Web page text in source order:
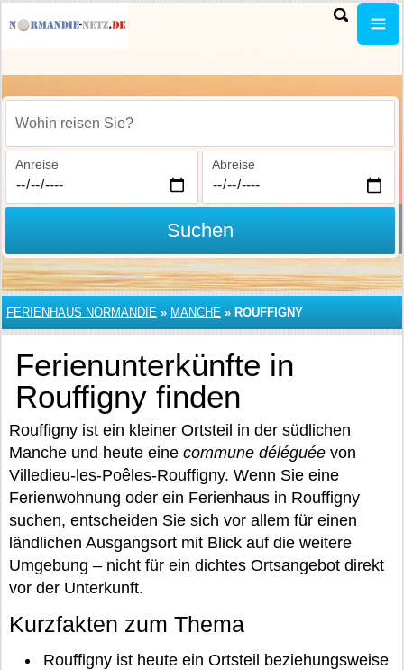
Wohin reisen Sie?
Anreise Abreise
Suchen
FERIENHAUS NORMANDIE » MANCHE » ROUFFIGNY
Ferienunterkünfte in
Rouffigny finden
Rouffigny ist ein kleiner Ortsteil in der südlichen
Manche und heute eine commune déléguée von
Villedieu-les-Poêles-Rouffigny. Wenn Sie eine
Ferienwohnung oder ein Ferienhaus in Rouffigny
suchen, entscheiden Sie sich vor allem für einen
ländlichen Ausgangsort mit Blick auf die weitere
Umgebung – nicht für ein dichtes Ortsangebot direkt
vor der Unterkunft.
Kurzfakten zum Thema
Rouffigny ist heute ein Ortsteil beziehungsweise